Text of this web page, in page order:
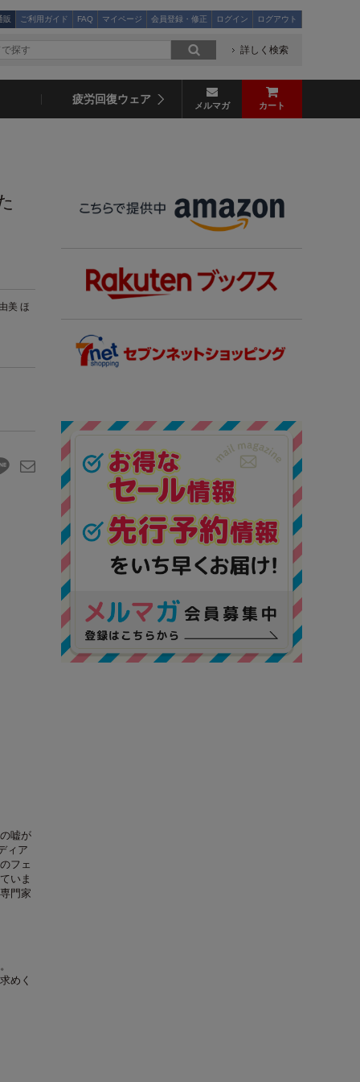
販 ご利用ガイド FAQ マイページ 会員登録・修正 ログイン ログアウト
詳しく検索
疲労回復ウェア メルマガ カート
美 ほ
嘘が
ィア
フェ
いま
門家
めく